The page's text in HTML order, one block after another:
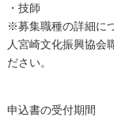
・技師
※募集職種の詳細に
人宮崎文化振興協会
ださい。
申込書の受付期間